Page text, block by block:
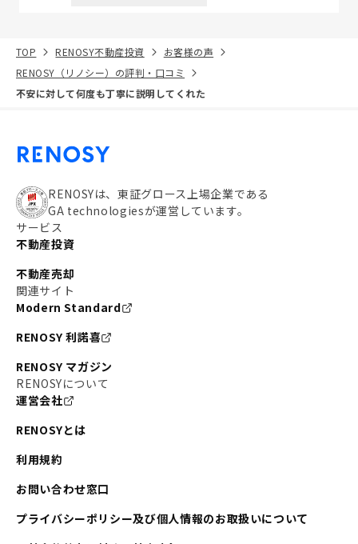
TOP RENOSY不動産投資
お客様の声
RENOSY（リノシー）の評判・口コミ
不安に対して何度も丁寧に説明してくれた
RENOSYは、東証グロース上場企業である
GA technologiesが運営しています。
サービス
不動産投資
不動産売却
関連サイト
Modern Standard
RENOSY 利諾喜
RENOSY マガジン
RENOSYについて
運営会社
RENOSYとは
利用規約
お問い合わせ窓口
プライバシーポリシー及び個人情報のお取扱いについて